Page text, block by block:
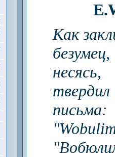
Как
несясь,
письма: